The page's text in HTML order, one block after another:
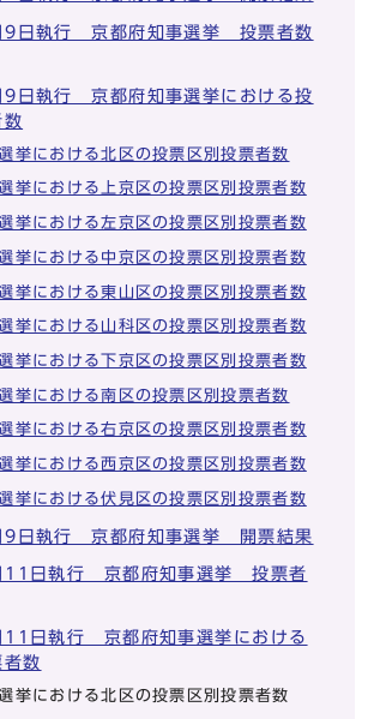
9日執行 京都府知事選挙 投票者数
日執行 京都府知事選挙における投
数
挙における北区の投票区別投票者数
挙における上京区の投票区別投票者数
挙における左京区の投票区別投票者数
挙における中京区の投票区別投票者数
挙における東山区の投票区別投票者数
挙における山科区の投票区別投票者数
挙における下京区の投票区別投票者数
挙における南区の投票区別投票者数
挙における右京区の投票区別投票者数
挙における西京区の投票区別投票者数
挙における伏見区の投票区別投票者数
9日執行 京都府知事選挙 開票結果
11日執行 京都府知事選挙 投票者
日執行 京都府知事選挙における
数
挙における北区の投票区別投票者数